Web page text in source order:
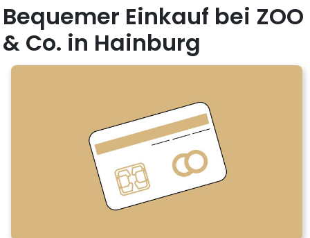
Bequemer Einkauf bei ZOO
& Co. in Hainburg